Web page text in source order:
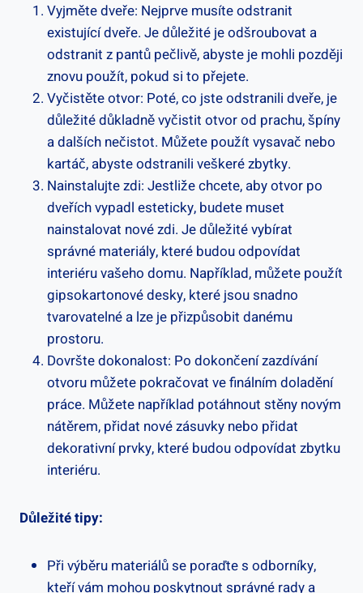
Vyjměte dveře: Nejprve musíte ⁣odstranit
existující dveře. Je důležité je odšroubovat a
odstranit z pantů pečlivě,​ abyste⁣ je ⁤mohli později
znovu použít, pokud ⁢si ⁢to přejete.
Vyčistěte otvor: Poté, co ​jste odstranili dveře, je‌
důležité důkladně vyčistit otvor od prachu, špíny
‍a ‍dalších nečistot.⁢ Můžete použít vysavač ​nebo
kartáč, abyste odstranili‌ veškeré zbytky.
Nainstalujte zdi:‌ Jestliže chcete, aby otvor po
dveřích vypadl​ esteticky, budete muset​
nainstalovat‌ nové zdi. Je důležité⁣ vybírat
správné materiály, které budou odpovídat⁢
interiéru vašeho domu. Například, můžete použít
gipsokartonové desky, které jsou snadno
tvarovatelné a lze je přizpůsobit danému⁢
prostoru.
Dovršte dokonalost: Po dokončení zazdívání
otvoru můžete pokračovat ve ‍finálním doladění
práce.‌ Můžete například potáhnout stěny novým
‍nátěrem, přidat nové zásuvky nebo ‍přidat
dekorativní prvky, které ⁢budou ‌odpovídat⁤ zbytku
interiéru.
Důležité tipy:
Při výběru ‍materiálů ‍se​ poraďte ⁤s odborníky,
kteří vám mohou poskytnout správné rady a